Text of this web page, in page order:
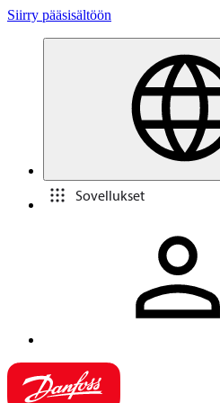
Siirry pääsisältöön
Sovellukset